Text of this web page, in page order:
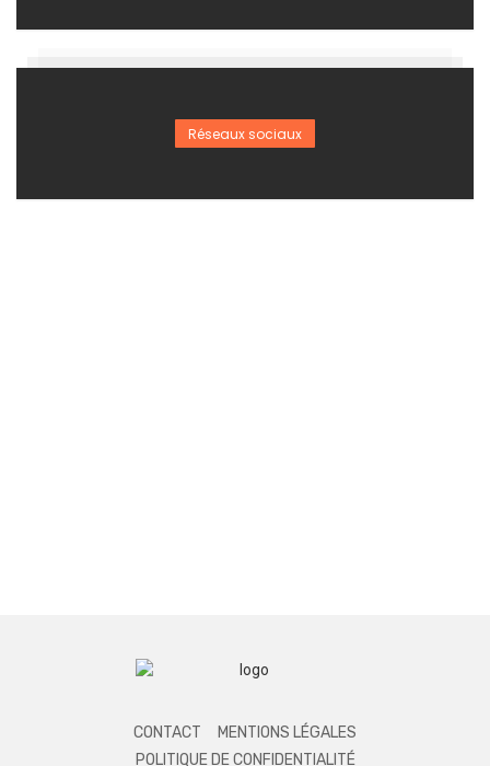
Réseaux sociaux
CONTACT
MENTIONS LÉGALES
POLITIQUE DE CONFIDENTIALITÉ